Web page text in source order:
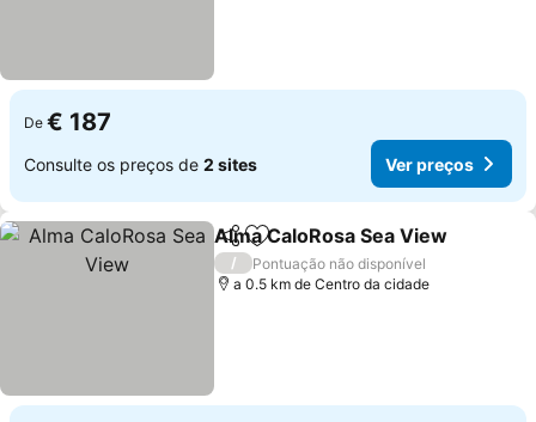
De € 187
Consulte os preços de 2 sites Ver preços
PartilharAdicionar aos favoritos
Alma CaloRosa Sea View
/
Pontuação não disponível
a 0.5 km de Centro da cidade